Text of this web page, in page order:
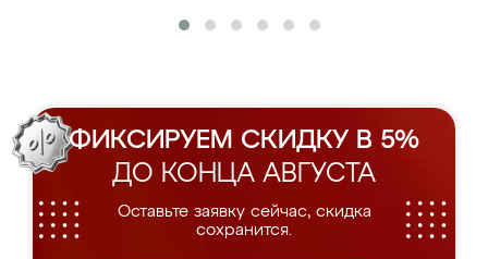
ФИКСИРУЕМ СКИДКУ В 5%
ДО КОНЦА АВГУСТА
Оставьте заявку сейчас, скидка
сохранится.